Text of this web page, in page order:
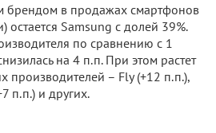
брендом в продажах смартфонов
Samsung с долей 39%.
по сравнению с 1
на 4 п.п. При этом растет
производителей – Fly (+12 п.п.),
п.п.) и других.